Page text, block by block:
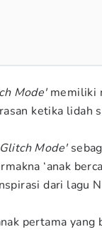
Mode'memiliki
ketika lidah
Glitch Mode'
‘anak
dari lagu
pertama yang